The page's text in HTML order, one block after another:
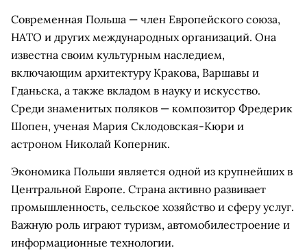
Современная Польша — член Европейского союза,
НАТО и других международных организаций. Она
известна своим культурным наследием,
включающим архитектуру Кракова, Варшавы и
Гданьска, а также вкладом в науку и искусство.
Среди знаменитых поляков — композитор Фредерик
Шопен, ученая Мария Склодовская-Кюри и
астроном Николай Коперник.
Экономика Польши является одной из крупнейших в
Центральной Европе. Страна активно развивает
промышленность, сельское хозяйство и сферу услуг.
Важную роль играют туризм, автомобилестроение и
информационные технологии.